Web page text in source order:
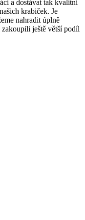
a dostávat tak kvalitní
krabiček. Je
nahradit úplně
ještě větší podíl